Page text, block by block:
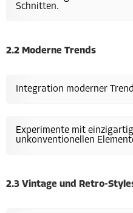
Schnitten.
2.2 Moderne Trends
Integration moderner
Experimente mit
unkonventionellen
2.3 Vintage und Retro-